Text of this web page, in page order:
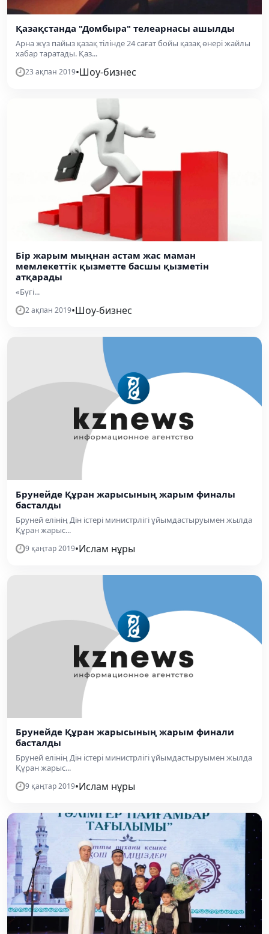
Қазақстанда "Домбыра" телеарнасы ашылды
Арна жүз пайыз қазақ тілінде 24 сағат бойы қазақ өнері жайлы
хабар таратады. Қаз...
23 ақпан 2019•Шоу-бизнес
Бір жарым мыңнан астам жас маман
мемлекеттік қызметте басшы қызметін
атқарады
«Бүгі...
2 ақпан 2019•Шоу-бизнес
Брунейде Құран жарысының жарым финалы
басталды
Бруней елінің Дін істері министрлігі ұйымдастыруымен жылда
Құран жарыс...
9 қаңтар 2019•Ислам нұры
Брунейде Құран жарысының жарым финали
басталды
Бруней елінің Дін істері министрлігі ұйымдастыруымен жылда
Құран жарыс...
9 қаңтар 2019•Ислам нұры